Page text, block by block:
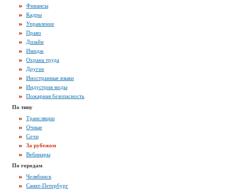
Финансы
Кадры
Управление
Право
Дизайн
Имидж
Охрана труда
Другие
Иностранные языки
Индустрия моды
Пожарная безопасность
По типу
Трансляции
Очные
Сочи
За рубежом
Вебинары
По городам
Челябинск
Санкт-Петербург